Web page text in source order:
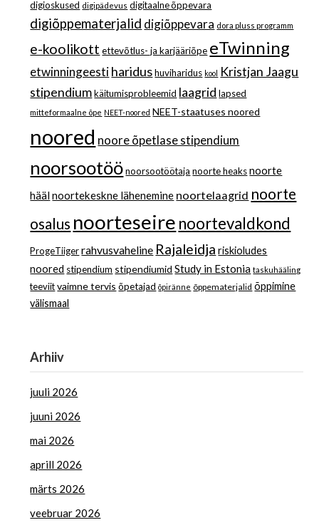
digioskused digipädevus digitaalne õppevara
digiõppematerjalid digiõppevara dora pluss programm
e-koolikott ettevõtlus- ja karjääriõpe eTwinning
etwinningeestiharidus huviharidus kool Kristjan Jaagu
stipendium käitumisprobleemid laagrid lapsed
mitteformaalne õpe NEET-noored NEET-staatuses noored
noored noore õpetlase stipendium
noorsootöö noorsootöötaja noorte heaks noorte
häälnoortekeskne lähenemine noortelaagrid noorte
osalus noorteseire noortevaldkond
ProgeTiiger rahvusvaheline Rajaleidja riskioludes
noored stipendium stipendiumid Study in Estonia taskuhääling
teeviit vaimne tervis õpetajad õpiränne õppematerjalid õppimine
välismaal
Arhiiv
juuli 2026
juuni 2026
mai 2026
aprill 2026
märts 2026
veebruar 2026